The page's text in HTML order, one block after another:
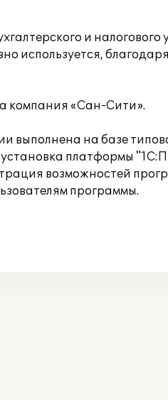
и
используется,
компания «Сан-Сити».
выполнена на базе
платформы
возможностей
программы.